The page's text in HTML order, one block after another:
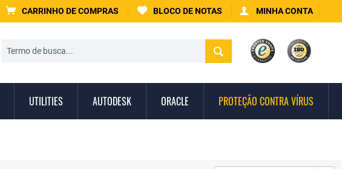
CARRINHO DE COMPRAS BLOCO DE NOTAS MINHA CONTA
UTILITIES AUTODESK ORACLE PROTEÇÃO CONTRA VÍRUS